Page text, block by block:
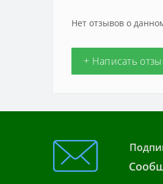
Нет отзывов о
+ Написать